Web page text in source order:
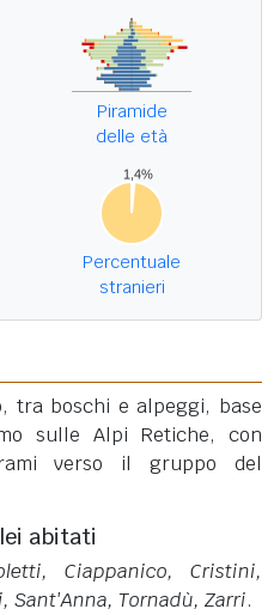
Piramide
delle età
Percentuale
stranieri
tra boschi e alpeggi, base
sulle Alpi Retiche, con
verso il gruppo del
abitati
Ciappanico, Cristini,
Sant'Anna, Tornadù, Zarri.